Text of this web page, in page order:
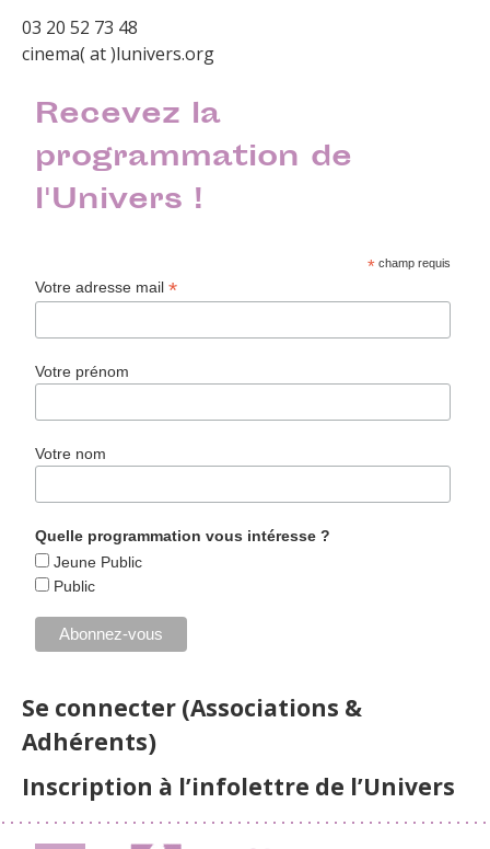
03 20 52 73 48
cinema( at )lunivers.org
Recevez la
programmation de
l'Univers !
* champ requis
Votre adresse mail*
Votre prénom
Votre nom
Quelle programmation vous intéresse ?
Jeune Public
Public
Se connecter (Associations &
Adhérents)
Inscription à l’infolettre de l’Univers